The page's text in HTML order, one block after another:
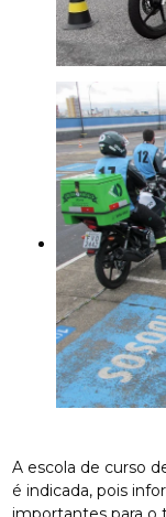
A escola de curso
é indicada, pois